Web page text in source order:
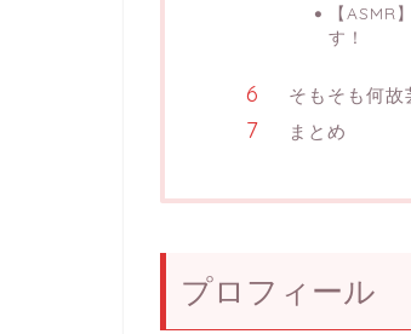
【
す！
そもそも何故
まとめ
プロフィール